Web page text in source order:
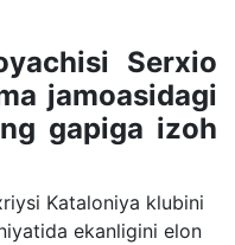
Serxio
jamoasidagi
gapiga izoh
Kataloniya klubini
ekanligini elon